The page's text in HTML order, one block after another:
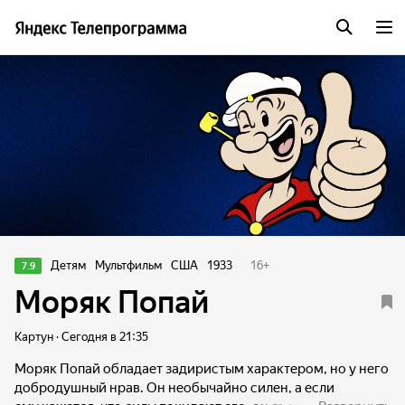
7.9 Детям Мультфильм США 1933 16+
Моряк Попай
Картун · Сегодня в 21:35
Моряк Попай обладает задиристым характером, но у него
добродушный нрав. Он необычайно силен, а если